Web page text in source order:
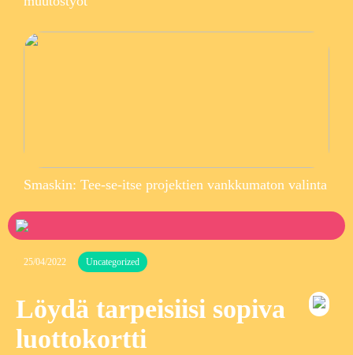
Smaskin: Tee-se-itse projektien vankkumaton valinta
25/04/2022 Uncategorized
Löydä tarpeisiisi sopiva
luottokortti